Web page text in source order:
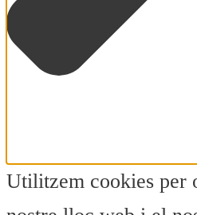
Utilitzem cookies per